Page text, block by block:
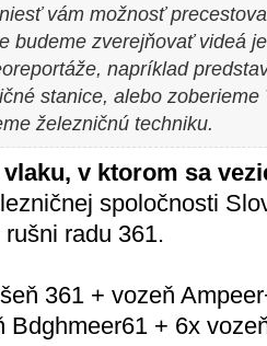
vám možnosť
budeme zverejňovať videá
napríklad
stanice, alebo
železničnú techniku.
v ktorom sa
spoločnosti
radu 361.
361 + vozeň
Bdghmeer61 + 6x